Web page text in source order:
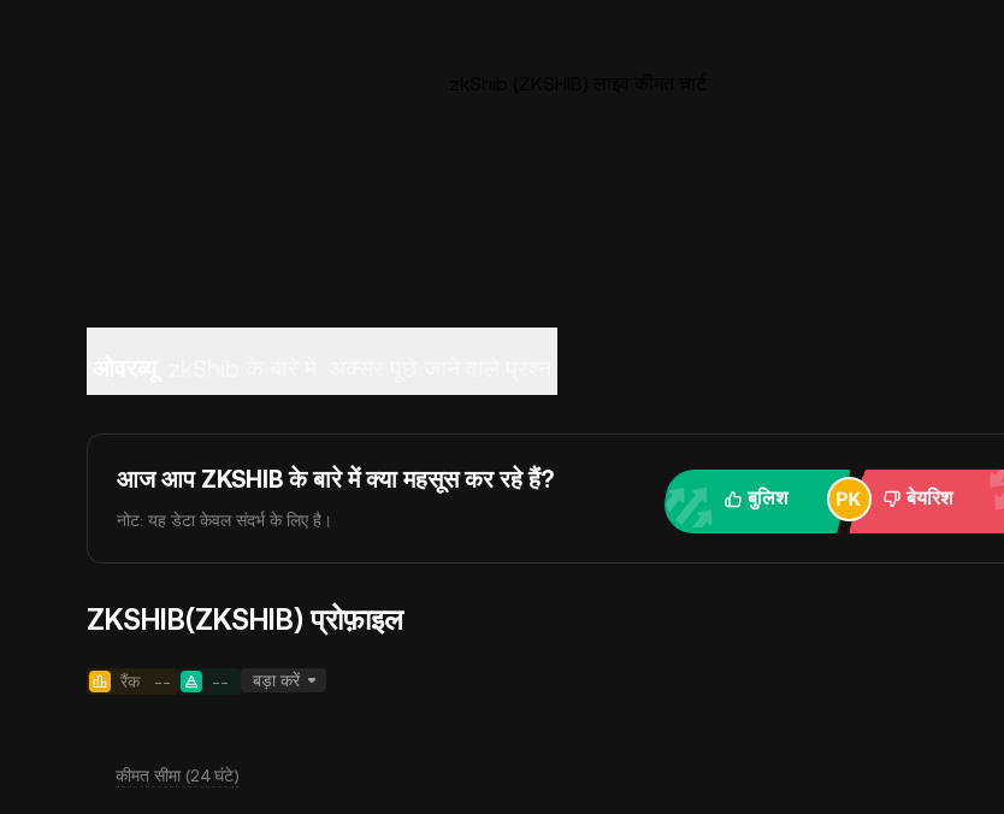
आज आप ZKSHIB के बारे में क्या महसूस कर रहे हैं?
नोट: यह डेटा केवल संदर्भ के लिए है।
बुलिश बेयरिश
ZKSHIB(ZKSHIB) प्रोफ़ाइल
रैंक -- -- बड़ा करें
कीमत सीमा (24 घंटे)